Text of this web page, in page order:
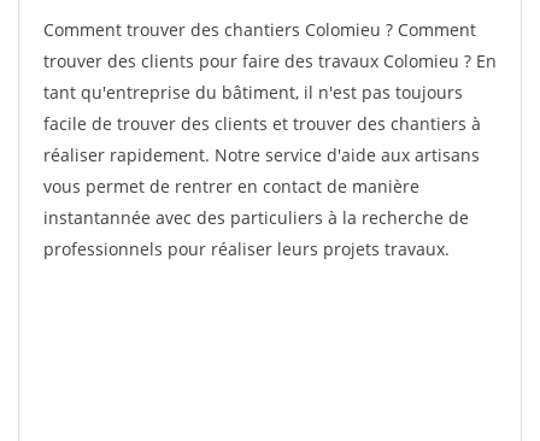
Comment trouver des chantiers Colomieu ? Comment
trouver des clients pour faire des travaux Colomieu ? En
tant qu'entreprise du bâtiment, il n'est pas toujours
facile de trouver des clients et trouver des chantiers à
réaliser rapidement. Notre service d'aide aux artisans
vous permet de rentrer en contact de manière
instantannée avec des particuliers à la recherche de
professionnels pour réaliser leurs projets travaux.